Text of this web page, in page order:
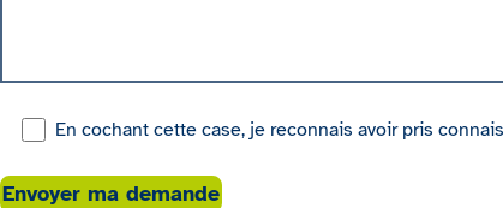
En cochant cette case, je reconnais avoir pris
Envoyer ma demande